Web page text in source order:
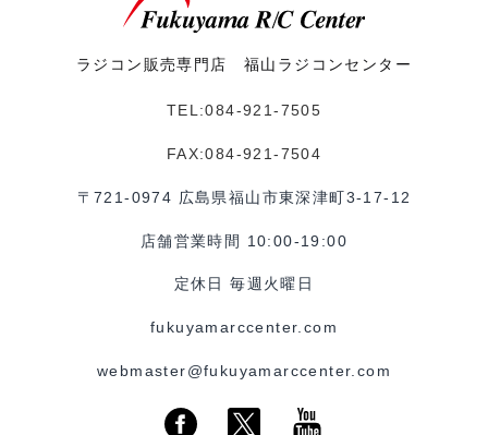
ラジコン販売専門店 福山ラジコンセンター
TEL:084-921-7505
FAX:084-921-7504
〒721-0974 広島県福山市東深津町3-17-12
店舗営業時間 10:00-19:00
定休日 毎週火曜日
fukuyamarccenter.com
webmaster@fukuyamarccenter.com